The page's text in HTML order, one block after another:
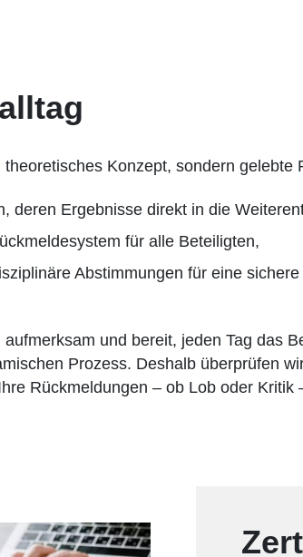
Konzept, sondern gelebte
deren Ergebnisse direkt in die
für alle Beteiligten,
Abstimmungen für eine
und bereit, jeden Tag das
Prozess. Deshalb überprüfen
Rückmeldungen – ob Lob oder Kritik